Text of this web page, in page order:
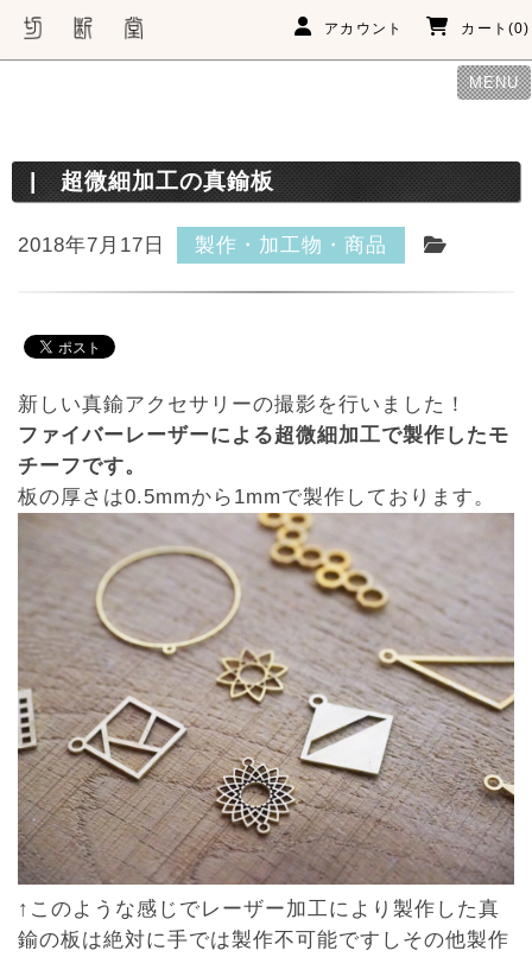
アカウント カート(0)
MENU
超微細加工の真鍮板
2018年7月17日 製作・加工物・商品
新しい真鍮アクセサリーの撮影を行いました！
ファイバーレーザーによる超微細加工で製作したモ
チーフです。
板の厚さは0.5mmから1mmで製作しております。
↑このような感じでレーザー加工により製作した真
鍮の板は絶対に手では製作不可能ですしその他製作